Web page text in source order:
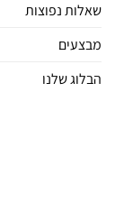
שאלות נפוצות
מבצעים
הבלוג שלנו